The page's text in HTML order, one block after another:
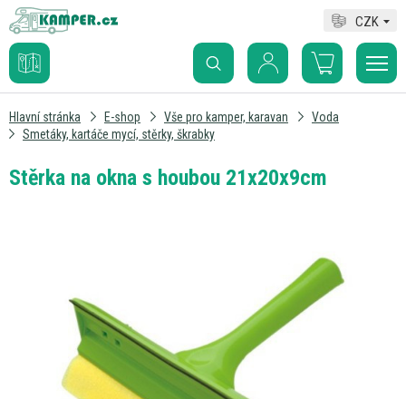
CZK
Hlavní stránka E-shop Vše pro kamper, karavan
Voda
Smetáky, kartáče mycí, stěrky, škrabky
Stěrka na okna s houbou 21x20x9cm